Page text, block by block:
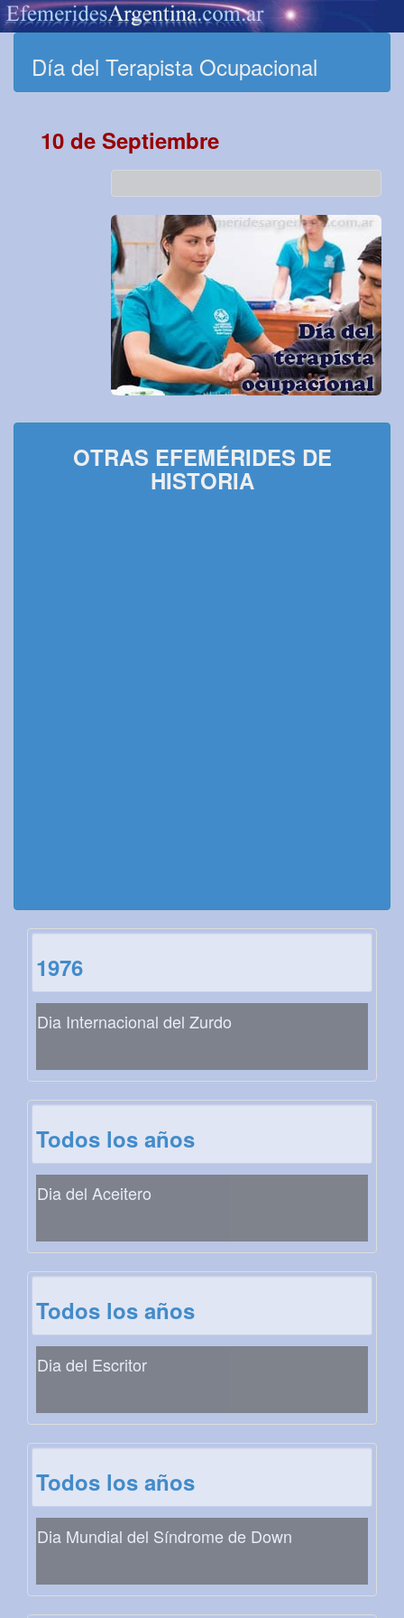
Día del Terapista Ocupacional
10 de Septiembre
OTRAS EFEMÉRIDES DE
HISTORIA
1976
Dia Internacional del Zurdo
Todos los años
Dia del Aceitero
Todos los años
Dia del Escritor
Todos los años
Dia Mundial del Síndrome de Down